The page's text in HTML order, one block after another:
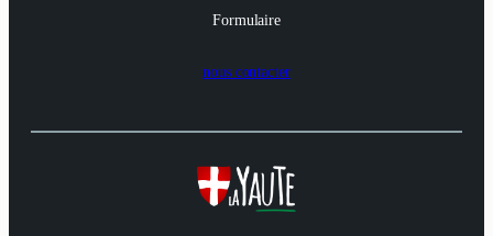
Formulaire
nous contacter